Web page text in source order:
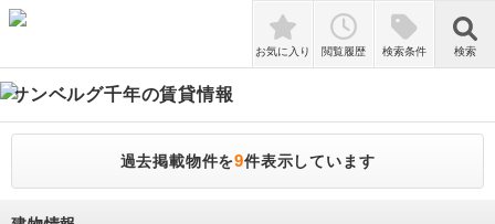
検索
お気に入り 閲覧履歴 検索条件 検索
サンベルグ千年の賃貸情報
過去掲載物件を9件表示しています